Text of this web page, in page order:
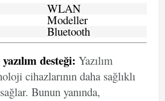
WLAN
Modeller
Bluetooth
desteği: Yazılım
cihazlarının daha sağlıklı
Bunun yanında,